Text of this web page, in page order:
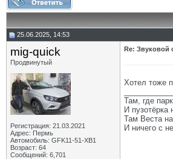
25.06.2025, 14:53
mig-quick
Продвинутый
Регистрация: 21.03.2021
Адрес: Пермь
Автомобиль: GFK11-51-ХВ1
Возраст: 64
Сообщений: 6,701
Re: Звуковой
Хотел тоже
Там, где
И пузотёрка
Там Веста
И ничего с